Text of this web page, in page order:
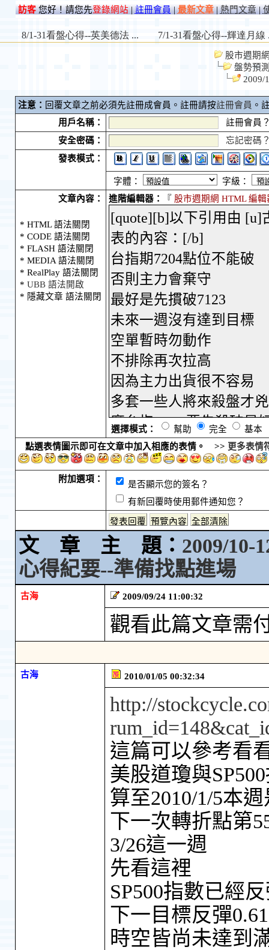
訪客您好！請您先登錄網站|註冊會員|最新文章|熱門文章|
股市週期
盤勢預
2009/
注意： 回覆文章之前必須先註冊成會員。註冊請按註冊會員 。
用戶名稱：
註冊會員
安全密碼：
忘記密碼
發表模式：
字體：
字級：
文章內容：
* HTML 語法關閉
* CODE 語法關閉
* FLASH 語法關閉
* MEDIA 語法關閉
* RealPlay 語法關閉
* UBB 語法開啟
* 隱藏文章 語法關閉
進階編輯器： 『 股市週期網 HTML 編輯
選擇模式： 幫助 完全
基
點選表情圖示即可在文章中加入相應的表情。 >> 更多表情
附加選項：
是否顯示您的簽名？
有新回覆時使用郵件通知您？
文 章 主 題： 2009/10-
心得紀要--準備找點進場
古海 2009/09/24 11:00:32
觀看此篇文章需
古海 2010/01/05 00:32:34
http://
這篇可以參考看
美股道瓊與
算至2010/1/5本
下一次轉折點第
3/26這一週
先看這裡
SP500指數已經
下一目標反彈
時空皆尚未達到